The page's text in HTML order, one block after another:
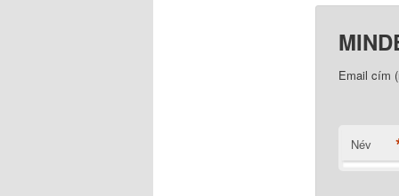
Email cím
Név